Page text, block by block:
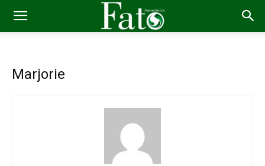
Marjorie